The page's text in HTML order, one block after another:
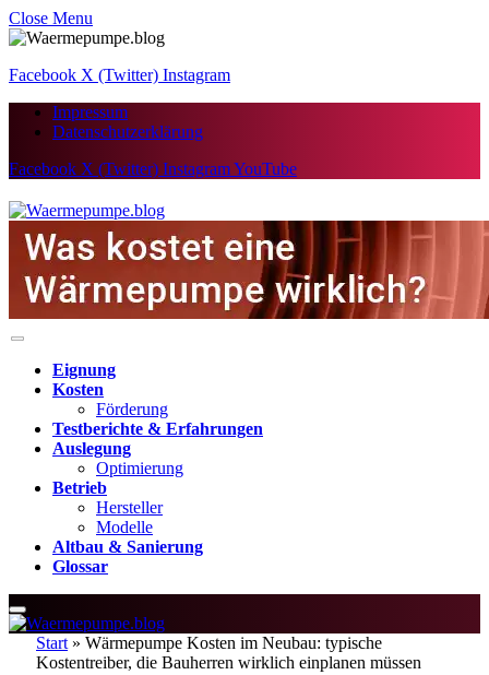
Close Menu
Facebook X (Twitter) Instagram
Impressum
Datenschutzerklärung
Facebook X (Twitter) InstagramYouTube
Eignung
Kosten
Förderung
Testberichte & Erfahrungen
Auslegung
Optimierung
Betrieb
Hersteller
Modelle
Altbau & Sanierung
Glossar
Start » Wärmepumpe Kosten im Neubau: typische
Kostentreiber, die Bauherren wirklich einplanen müssen